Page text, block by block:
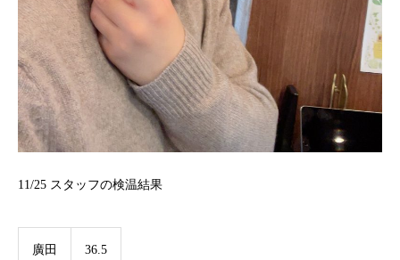
11/25 スタッフの検温結果
廣田 36.5